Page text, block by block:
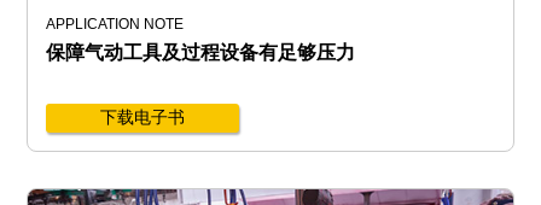
APPLICATION NOTE
保障气动工具及过程设备有足够压力
下载电子书